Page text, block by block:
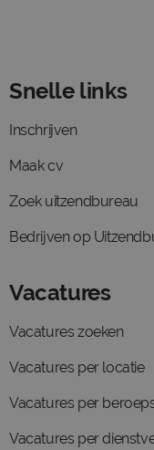
Snelle links
Inschrijven
Maak cv
Zoek uitzendbureau
Bedrijven op
Vacatures
Vacatures zoeken
Vacatures per locatie
Vacatures per
Vacatures per